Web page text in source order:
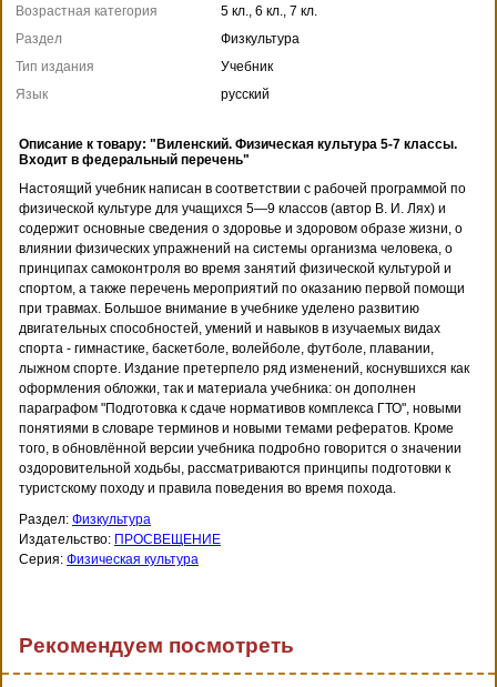
Возрастная категория
5 кл., 6 кл., 7 кл.
Раздел
Физкультура
Тип издания
Учебник
Язык
русский
Описание к товару: "Виленский. Физическая культура 5-7 классы.
Входит в федеральный перечень"
Настоящий учебник написан в соответствии с рабочей программой по
физической культуре для учащихся 5—9 классов (автор В. И. Лях) и
содержит основные сведения о здоровье и здоровом образе жизни, о
влиянии физических упражнений на системы организма человека, о
принципах самоконтроля во время занятий физической культурой и
спортом, а также перечень мероприятий по оказанию первой помощи
при травмах. Большое внимание в учебнике уделено развитию
двигательных способностей, умений и навыков в изучаемых видах
спорта - гимнастике, баскетболе, волейболе, футболе, плавании,
лыжном спорте. Издание претерпело ряд изменений, коснувшихся как
оформления обложки, так и материала учебника: он дополнен
параграфом "Подготовка к сдаче нормативов комплекса ГТО", новыми
понятиями в словаре терминов и новыми темами рефератов. Кроме
того, в обновлённой версии учебника подробно говорится о значении
оздоровительной ходьбы, рассматриваются принципы подготовки к
туристскому походу и правила поведения во время похода.
Раздел: Физкультура
Издательство: ПРОСВЕЩЕНИЕ
Серия: Физическая культура
Рекомендуем посмотреть